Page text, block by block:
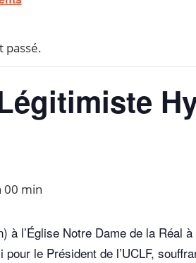
passé.
00 min
à l’Église Notre Dame de la Réal
le Président de l’UCLF,